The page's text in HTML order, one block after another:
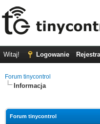
Witaj! Logowanie
Forum tinycontrol
Informacja
Forum tinycontrol